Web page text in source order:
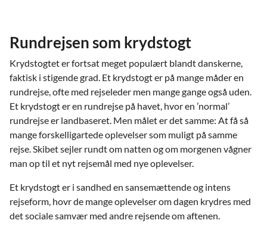
Rundrejsen som krydstogt
Krydstogtet er fortsat meget populært blandt danskerne,
faktisk i stigende grad. Et krydstogt er på mange måder en
rundrejse, ofte med rejseleder men mange gange også uden.
Et krydstogt er en rundrejse på havet, hvor en ’normal’
rundrejse er landbaseret. Men målet er det samme: At få så
mange forskelligartede oplevelser som muligt på samme
rejse. Skibet sejler rundt om natten og om morgenen vågner
man op til et nyt rejsemål med nye oplevelser.
Et krydstogt er i sandhed en sansemættende og intens
rejseform, hovr de mange oplevelser om dagen krydres med
det sociale samvær med andre rejsende om aftenen.